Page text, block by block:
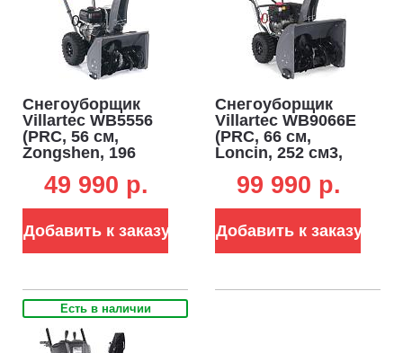
Снегоуборщик
Villartec WB5556
(PRC, 56 см,
Zongshen, 196
52 кг)
49 990 p.
Добавить к заказу
Снегоуборщик
Villartec WB9066E
(PRC, 66 см,
Loncin, 252 см3,
фара, скорости
99 990 p.
Добавить к заказу
Есть в наличии